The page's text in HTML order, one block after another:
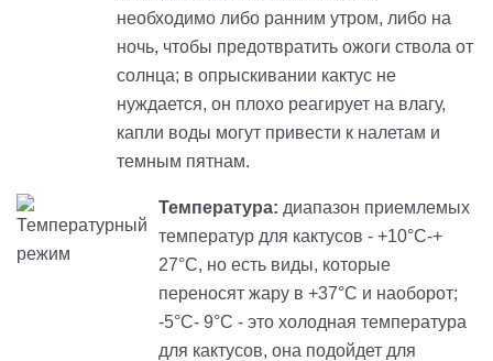
необходимо либо ранним утром, либо на
ночь, чтобы предотвратить ожоги ствола от
солнца; в опрыскивании кактус не
нуждается, он плохо реагирует на влагу,
капли воды могут привести к налетам и
темным пятнам.
Температура: диапазон приемлемых
температур для кактусов - +10°C-+
27°C, но есть виды, которые
переносят жару в +37°C и наоборот;
-5°C- 9°C - это холодная температура
для кактусов, она подойдет для